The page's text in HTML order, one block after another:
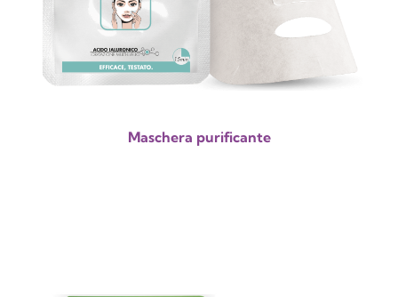
Maschera purificante